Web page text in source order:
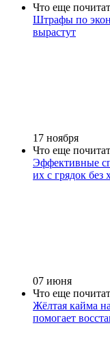
Что еще
Штрафы по
вырастут
17 ноября
Что еще
Эффективные
их с грядок
07 июня
Что еще
Жёлтая кайма
помогает